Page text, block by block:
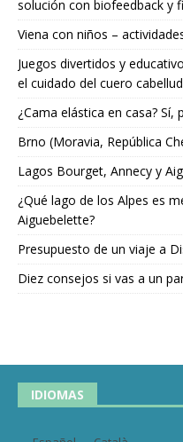
solución con biofeedback y
Viena con niños –
Juegos divertidos y
el cuidado del cuero
¿Cama elástica en casa? Sí,
Brno (Moravia, República
Lagos Bourget, Annecy y
¿Qué lago de los Alpes es
Aiguebelette?
Presupuesto de un viaje a
Diez consejos si vas a un
IDIOMAS